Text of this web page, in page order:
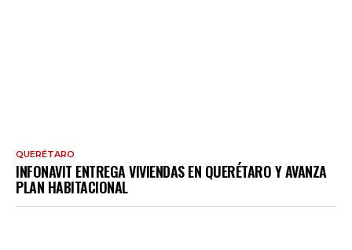
QUERÉTARO
INFONAVIT ENTREGA VIVIENDAS EN QUERÉTARO Y AVANZA
PLAN HABITACIONAL